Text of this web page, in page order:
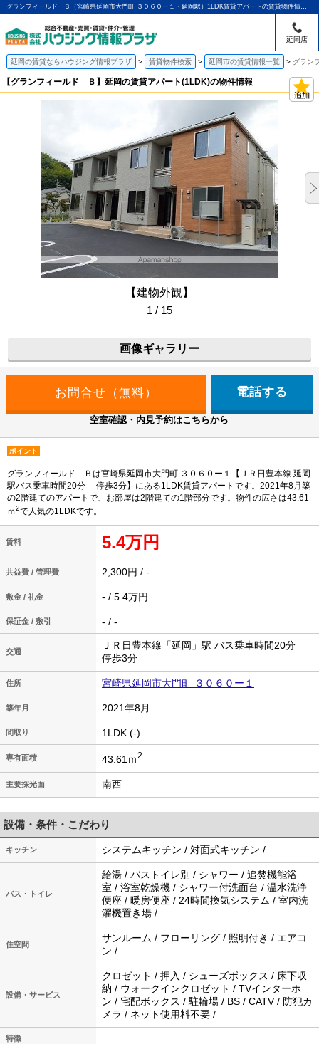
グランフィールド Ｂ（宮崎県延岡市大門町 ３０６０ー１・延岡駅）1LDK賃貸アパートの賃貸物件情報｜アパマンショップ延岡店｜ハウジング情報プラザ
延岡店
延岡の賃貸ならハウジング情報プラザ 賃貸物件検索 延岡市の賃貸情報一覧 グラン
【グランフィールド Ｂ】延岡の賃貸アパート(1LDK)の物件情報
【建物外観】
1 / 15
画像ギャラリー
電話する
空室確認・内見予約はこちらから
ポイント
グランフィールド Ｂは宮崎県延岡市大門町 ３０６０ー１【ＪＲ日豊本線 延岡
駅バス乗車時間20分 停歩3分】にある1LDK賃貸アパートです。2021年8月築
の2階建てのアパートで、お部屋は2階建ての1階部分です。物件の広さは43.61
ｍ2で人気の1LDKです。
賃料 5.4万円
共益費 / 管理費 2,300円 / -
敷金 / 礼金 - / 5.4万円
保証金 / 敷引 - / -
交通
ＪＲ日豊本線「延岡」駅 バス乗車時間20分
停歩3分
住所 宮崎県延岡市大門町 ３０６０ー１
築年月 2021年8月
間取り 1LDK (-)
専有面積 43.61ｍ2
主要採光面 南西
設備・条件・こだわり
キッチン システムキッチン / 対面式キッチン /
バス・トイレ
給湯 / バストイレ別 / シャワー / 追焚機能浴
室 / 浴室乾燥機 / シャワー付洗面台 / 温水洗浄
便座 / 暖房便座 / 24時間換気システム / 室内洗
濯機置き場 /
住空間
サンルーム / フローリング / 照明付き / エアコ
ン /
設備・サービス
クロゼット / 押入 / シューズボックス / 床下収
納 / ウォークインクロゼット / TVインターホ
ン / 宅配ボックス / 駐輪場 / BS / CATV / 防犯カ
メラ / ネット使用料不要 /
特徴